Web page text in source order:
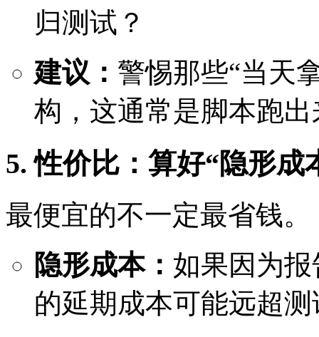
归测试？
建议： 警惕那些“当天
构，这通常是脚本跑
5. 性价比：算好“隐形成
最便宜的不一定最省钱。
隐形成本： 如果因为
的延期成本可能远超